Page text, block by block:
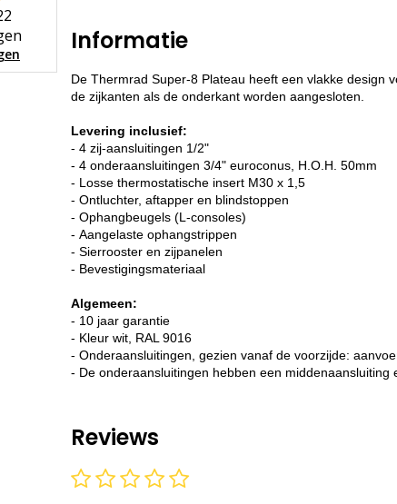
Informatie
De Thermrad Super-8 Plateau heeft een vlakke design
de zijkanten als de onderkant worden aangesloten.
Levering inclusief:
- 4 zij-aansluitingen 1/2"
- 4 onderaansluitingen 3/4" euroconus, H.O.H. 50mm
- Losse thermostatische insert M30 x 1,5
- Ontluchter, aftapper en blindstoppen
- Ophangbeugels (L-consoles)
- Aangelaste ophangstrippen
- Sierrooster en zijpanelen
- Bevestigingsmateriaal
Algemeen:
- 10 jaar garantie
- Kleur wit, RAL 9016
- Onderaansluitingen, gezien vanaf de voorzijde:
- De onderaansluitingen hebben een middenaansluiting
Reviews